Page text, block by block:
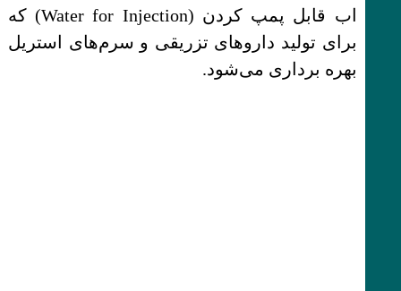
اب قابل پمپ کردن (Water for Injection) که
برای تولید داروهای تزریقی و سرم‌های استریل
بهره برداری می‌شود.